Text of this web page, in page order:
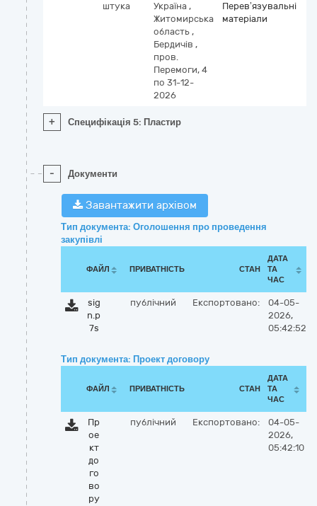
штука Україна ,
Житомирська
область ,
Бердичів ,
пров.
Перемоги, 4
по 31-12-
2026
Перев’язувальні
матеріали
+ Специфікація 5: Пластир
- Документи
Завантажити архівом
Тип документа: Оголошення про проведення
закупівлі
ФАЙЛ ПРИВАТНІСТЬ СТАН
ДАТА
ТА
ЧАС
sig
n.p
7s
публічний Експортовано:
04-05-
2026,
05:42:52
Тип документа: Проект договору
ФАЙЛ ПРИВАТНІСТЬ СТАН
ДАТА
ТА
ЧАС
Пр
ое
кт
до
го
во
ру
публічний Експортовано:
04-05-
2026,
05:42:10